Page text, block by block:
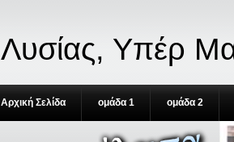
Λυσίας, Υπέρ
Αρχική Σελίδα ομάδα 1 ομάδα 2